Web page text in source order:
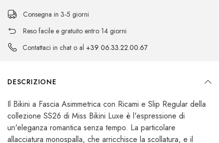
Consegna in 3-5 giorni
Reso facile e gratuito entro 14 giorni
Contattaci in chat o al +39 06.33.22.00.67
DESCRIZIONE
Il Bikini a Fascia Asimmetrica con Ricami e Slip Regular della
collezione SS26 di Miss Bikini Luxe è l'espressione di
un'eleganza romantica senza tempo. La particolare
allacciatura monospalla, che arricchisce la scollatura, e il